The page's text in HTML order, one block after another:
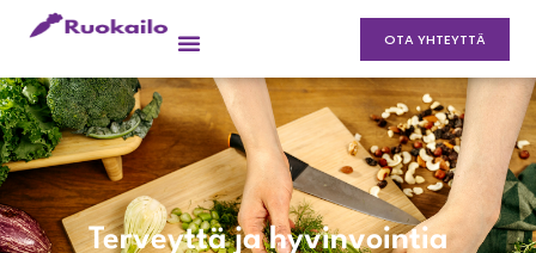
OTA YHTEYTTÄ
Terveyttä ja hyvinvointia